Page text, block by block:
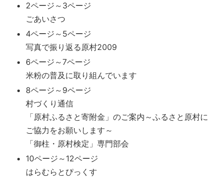
2ページ～3ページ
ごあいさつ
4ページ～5ページ
写真で振り返る原村2009
6ページ～7ページ
米粉の普及に取り組んでいます
8ページ～9ページ
村づくり通信
「原村ふるさと寄附金」のご案内～ふるさと原村に
ご協力をお願いします～
「御柱・原村検定」専門部会
10ページ～12ページ
はらむらとぴっくす